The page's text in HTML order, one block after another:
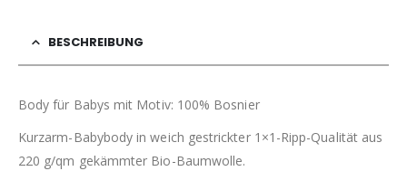
BESCHREIBUNG
Body für Babys mit Motiv: 100% Bosnier
Kurzarm-Babybody in weich gestrickter 1×1-Ripp-Qualität aus
220 g/qm gekämmter Bio-Baumwolle.